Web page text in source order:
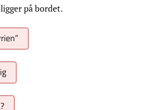
på bordet.